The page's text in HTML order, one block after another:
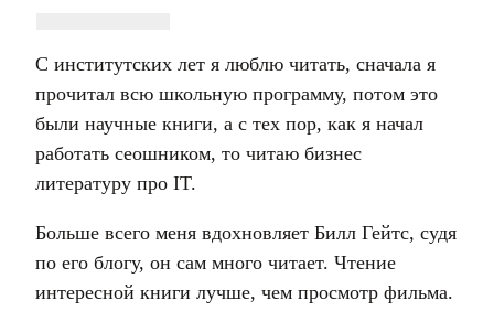
С институтских лет я люблю читать, сначала я
прочитал всю школьную программу, потом это
были научные книги, а с тех пор, как я начал
работать сеошником, то читаю бизнес
литературу про IT.
Больше всего меня вдохновляет Билл Гейтс, судя
по его блогу, он сам много читает. Чтение
интересной книги лучше, чем просмотр фильма.